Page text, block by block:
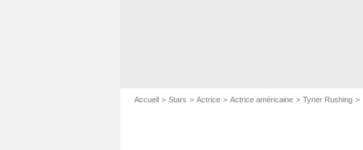
Accueil Stars Actrice Actrice américaine Tyner Rushing